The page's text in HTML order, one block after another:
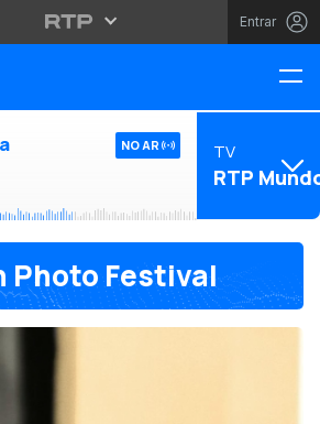
Entrar
NO AR TV
RTP
Photo Festival